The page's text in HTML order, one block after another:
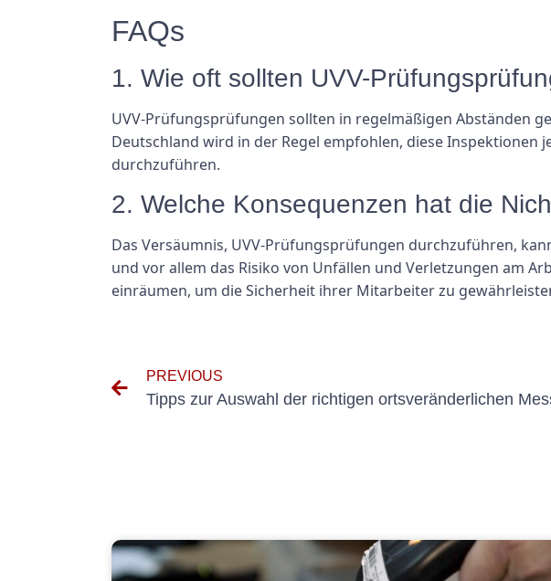
FAQs
1. Wie oft sollten UVV-
UVV-Prüfungsprüfungen sollten in regelmäßigen Abständen
Deutschland wird in der Regel empfohlen, diese
durchzuführen.
2. Welche Konsequenzen hat die
Das Versäumnis, UVV-Prüfungsprüfungen durchzuführen,
und vor allem das Risiko von Unfällen und Verletzungen am
einräumen, um die Sicherheit ihrer Mitarbeiter zu
PREVIOUS